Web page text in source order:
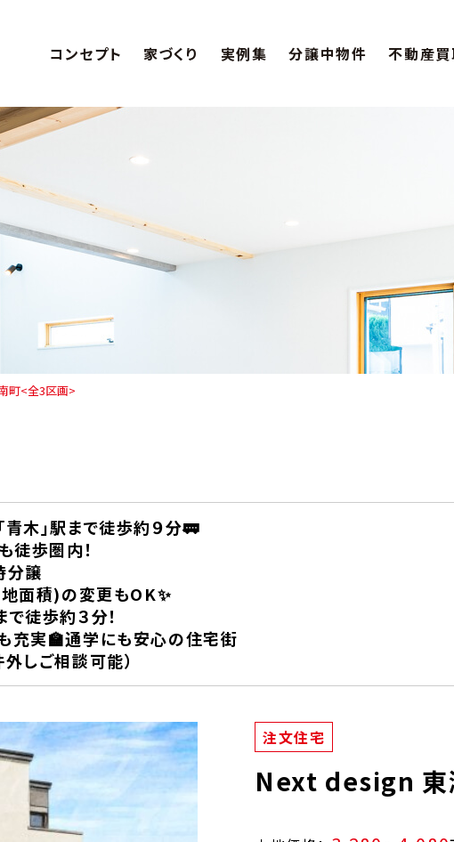
コンセプト 家づくり 実例集 分譲中物件 不動産買
町<全3区画>
青木」駅まで徒歩約９分🚃
徒歩圏内！
分譲
面積)の変更もOK✨
徒歩約３分！
充実🏫通学にも安心の住宅街
しご相談可能）
注文住宅
Next design 東